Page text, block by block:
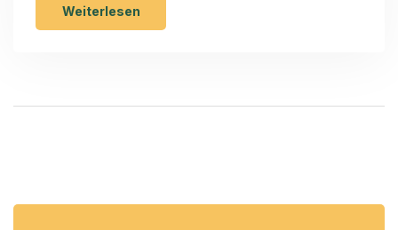
und kostenlose Beratungsangebote bieten echte
Chancen.
Weiterlesen